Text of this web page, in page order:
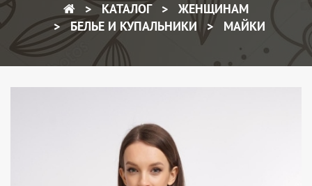
КАТАЛОГ
ЖЕНЩИНАМ
БЕЛЬЕ И КУПАЛЬНИКИ
МАЙКИ